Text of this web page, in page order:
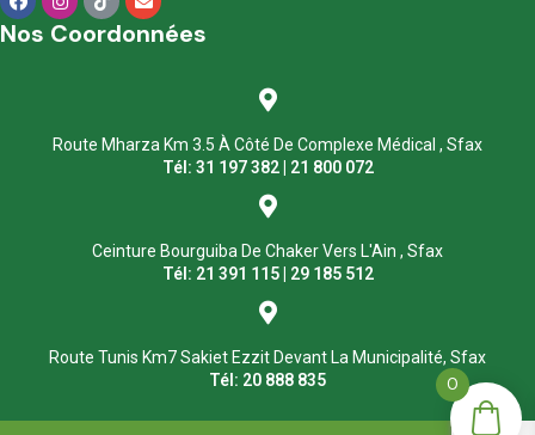
Nos Coordonnées
Route Mharza Km 3.5 À Côté De Complexe Médical , Sfax
Tél: 31 197 382 | 21 800 072
Ceinture Bourguiba De Chaker Vers L'Ain , Sfax
Tél: 21 391 115 | 29 185 512
Route Tunis Km7 Sakiet Ezzit Devant La Municipalité, Sfax
Tél: 20 888 835
0